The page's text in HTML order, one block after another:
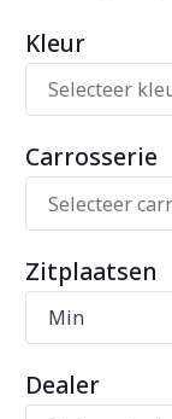
Kleur
Carrosserie
Zitplaatsen
Dealer